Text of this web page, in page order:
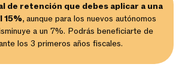
de retención que debes aplicar a una
15%, aunque para los nuevos autónomos
a un 7%. Podrás beneficiarte de
los 3 primeros años fiscales.